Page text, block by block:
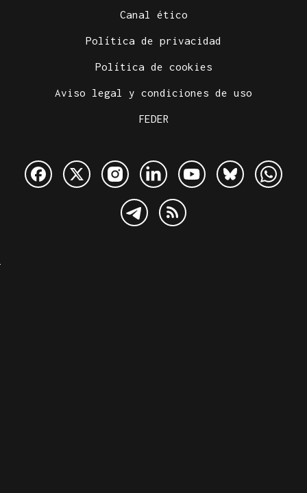
Canal ético
Política de privacidad
Política de cookies
Aviso legal y condiciones de uso
FEDER